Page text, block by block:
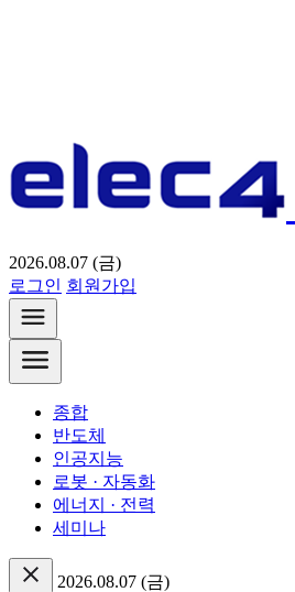
2026.08.07 (금)
로그인 회원가입
종합
반도체
인공지능
로봇 · 자동화
에너지 · 전력
세미나
2026.08.07 (금)